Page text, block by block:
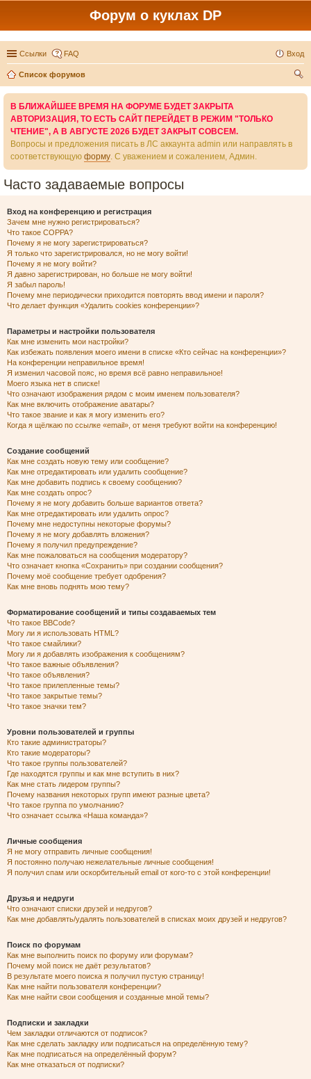
Форум о куклах DP
Ссылки FAQ Вход
Список форумов
В БЛИЖАЙШЕЕ ВРЕМЯ НА ФОРУМЕ БУДЕТ ЗАКРЫТА
АВТОРИЗАЦИЯ, ТО ЕСТЬ САЙТ ПЕРЕЙДЕТ В РЕЖИМ "ТОЛЬКО
ЧТЕНИЕ", А В АВГУСТЕ 2026 БУДЕТ ЗАКРЫТ СОВСЕМ.
Вопросы и предложения писать в ЛС аккаунта admin или направлять в
соответствующую форму. С уважением и сожалением, Админ.
Часто задаваемые вопросы
Вход на конференцию и регистрация
Зачем мне нужно регистрироваться?
Что такое COPPA?
Почему я не могу зарегистрироваться?
Я только что зарегистрировался, но не могу войти!
Почему я не могу войти?
Я давно зарегистрирован, но больше не могу войти!
Я забыл пароль!
Почему мне периодически приходится повторять ввод имени и пароля?
Что делает функция «Удалить cookies конференции»?
Параметры и настройки пользователя
Как мне изменить мои настройки?
Как избежать появления моего имени в списке «Кто сейчас на конференции»?
На конференции неправильное время!
Я изменил часовой пояс, но время всё равно неправильное!
Моего языка нет в списке!
Что означают изображения рядом с моим именем пользователя?
Как мне включить отображение аватары?
Что такое звание и как я могу изменить его?
Когда я щёлкаю по ссылке «email», от меня требуют войти на конференцию!
Создание сообщений
Как мне создать новую тему или сообщение?
Как мне отредактировать или удалить сообщение?
Как мне добавить подпись к своему сообщению?
Как мне создать опрос?
Почему я не могу добавить больше вариантов ответа?
Как мне отредактировать или удалить опрос?
Почему мне недоступны некоторые форумы?
Почему я не могу добавлять вложения?
Почему я получил предупреждение?
Как мне пожаловаться на сообщения модератору?
Что означает кнопка «Сохранить» при создании сообщения?
Почему моё сообщение требует одобрения?
Как мне вновь поднять мою тему?
Форматирование сообщений и типы создаваемых тем
Что такое BBCode?
Могу ли я использовать HTML?
Что такое смайлики?
Могу ли я добавлять изображения к сообщениям?
Что такое важные объявления?
Что такое объявления?
Что такое прилепленные темы?
Что такое закрытые темы?
Что такое значки тем?
Уровни пользователей и группы
Кто такие администраторы?
Кто такие модераторы?
Что такое группы пользователей?
Где находятся группы и как мне вступить в них?
Как мне стать лидером группы?
Почему названия некоторых групп имеют разные цвета?
Что такое группа по умолчанию?
Что означает ссылка «Наша команда»?
Личные сообщения
Я не могу отправить личные сообщения!
Я постоянно получаю нежелательные личные сообщения!
Я получил спам или оскорбительный email от кого-то с этой конференции!
Друзья и недруги
Что означают списки друзей и недругов?
Как мне добавлять/удалять пользователей в списках моих друзей и недругов?
Поиск по форумам
Как мне выполнить поиск по форуму или форумам?
Почему мой поиск не даёт результатов?
В результате моего поиска я получил пустую страницу!
Как мне найти пользователя конференции?
Как мне найти свои сообщения и созданные мной темы?
Подписки и закладки
Чем закладки отличаются от подписок?
Как мне сделать закладку или подписаться на определённую тему?
Как мне подписаться на определённый форум?
Как мне отказаться от подписки?